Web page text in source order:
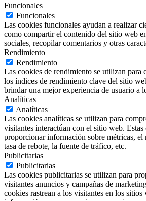
Funcionales
Funcionales
Las cookies funcionales ayudan a realizar
como compartir el contenido del sitio web
sociales, recopilar comentarios y otras
Rendimiento
Rendimiento
Las cookies de rendimiento se utilizan para
los índices de rendimiento clave del sitio
brindar una mejor experiencia de usuario a
Analíticas
Analíticas
Las cookies analíticas se utilizan para
visitantes interactúan con el sitio web. Estas
proporcionar información sobre métricas, el
tasa de rebote, la fuente de tráfico, etc.
Publicitarias
Publicitarias
Las cookies publicitarias se utilizan para
visitantes anuncios y campañas de
cookies rastrean a los visitantes en los